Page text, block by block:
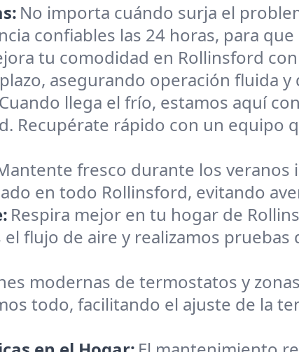
No importa cuándo surja el
confiables las 24 horas, para
tu comodidad en Rollinsford
asegurando operación fluida y
Cuando llega el frío, estamos aquí
Recupérate rápido con un equipo
fresco durante los veranos
en todo Rollinsford, evitando
Respira mejor en tu hogar de
flujo de aire y realizamos
modernas de termostatos y
todo, facilitando el ajuste de la